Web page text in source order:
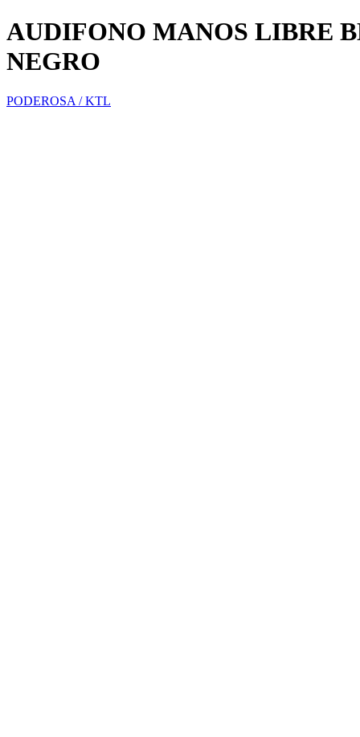
AUDIFONO MANOS LIBRE
NEGRO
PODEROSA / KTL